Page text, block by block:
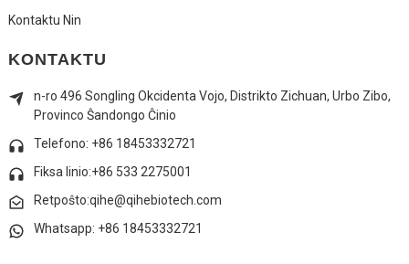
Kontaktu Nin
KONTAKTU
n-ro 496 Songling Okcidenta Vojo, Distrikto Zichuan, Urbo Zibo,
Provinco Ŝandongo Ĉinio
Telefono: +86 18453332721
Fiksa linio:+86 533 2275001
Retpoŝto:qihe@qihebiotech.com
Whatsapp: +86 18453332721